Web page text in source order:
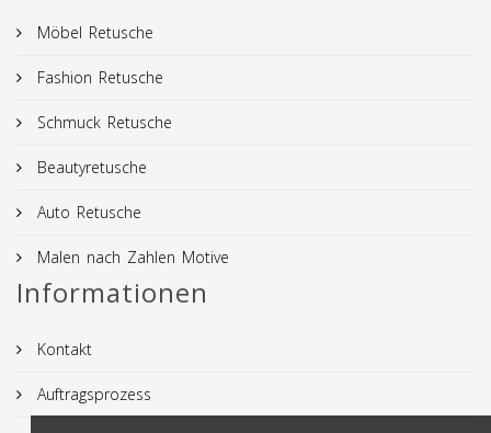
Möbel Retusche
Fashion Retusche
Schmuck Retusche
Beautyretusche
Auto Retusche
Malen nach Zahlen Motive
Informationen
Kontakt
Auftragsprozess